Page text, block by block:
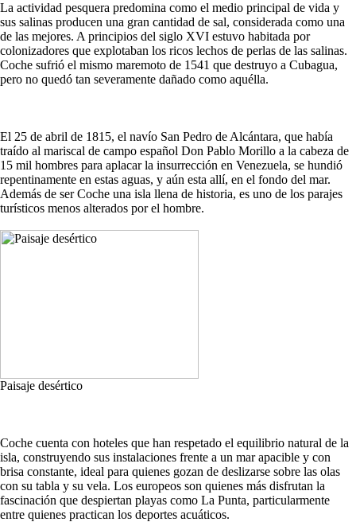
La actividad pesquera predomina como el medio principal de vida y
sus salinas producen una gran cantidad de sal, considerada como una
de las mejores. A principios del siglo XVI estuvo habitada por
colonizadores que explotaban los ricos lechos de perlas de las salinas.
Coche sufrió el mismo maremoto de 1541 que destruyo a Cubagua,
pero no quedó tan severamente dañado como aquélla.
El 25 de abril de 1815, el navío San Pedro de Alcántara, que había
traído al mariscal de campo español Don Pablo Morillo a la cabeza de
15 mil hombres para aplacar la insurrección en Venezuela, se hundió
repentinamente en estas aguas, y aún esta allí, en el fondo del mar.
Además de ser Coche una isla llena de historia, es uno de los parajes
turísticos menos alterados por el hombre.
Paisaje desértico
Coche cuenta con hoteles que han respetado el equilibrio natural de la
isla, construyendo sus instalaciones frente a un mar apacible y con
brisa constante, ideal para quienes gozan de deslizarse sobre las olas
con su tabla y su vela. Los europeos son quienes más disfrutan la
fascinación que despiertan playas como La Punta, particularmente
entre quienes practican los deportes acuáticos.